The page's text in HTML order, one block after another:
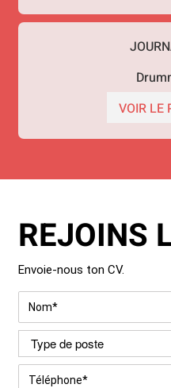
VOIR LE
REJOINS
Envoie-nous ton CV.
Nom *
Type
de
poste *
Téléphone